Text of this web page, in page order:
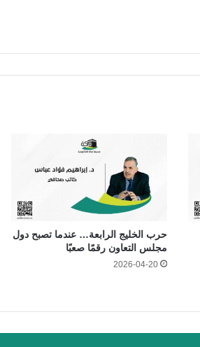
حرب الخليج الرابعة… عندما تصبح دول
مجلس التعاون رقمًا صعبًا
2026-04-20